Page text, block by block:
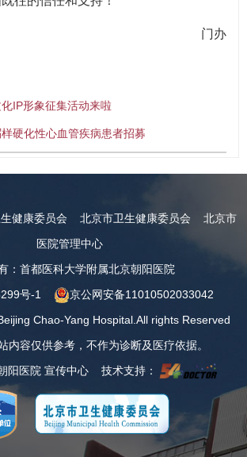
门办
化IP形象征集活动来啦
硬化性心血管疾病患者招募
健康委员会 北京市卫生健康委员会
北京市
医院管理中心
：首都医科大学附属北京朝阳医院
号-1
京公网安备11010502033042
Chao-Yang Hospital.All rights Reserved
内容仅供参考，不作为诊断及医疗依据。
阳医院 宣传中心 技术支持：